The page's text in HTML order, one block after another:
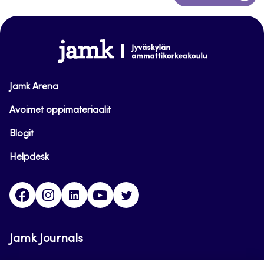
takaisin
www.jamk.fi
Jamk Arena
Avoimet oppimateriaalit
Blogit
Helpdesk
FacebookInstagram
LinkedInYoutube
Jamk Journals